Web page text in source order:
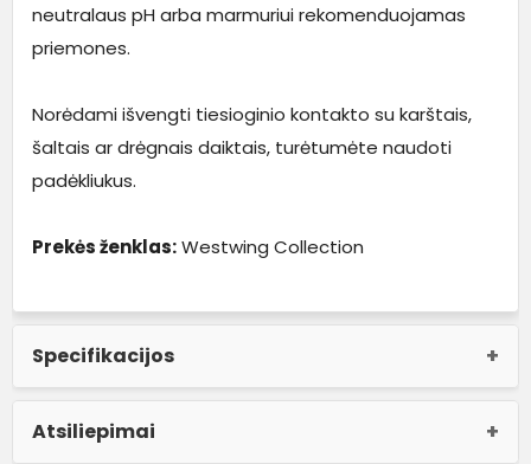
neutralaus pH arba marmuriui rekomenduojamas
priemones.
Norėdami išvengti tiesioginio kontakto su karštais,
šaltais ar drėgnais daiktais, turėtumėte naudoti
padėkliukus.
Prekės ženklas:Westwing Collection
Specifikacijos
Atsiliepimai